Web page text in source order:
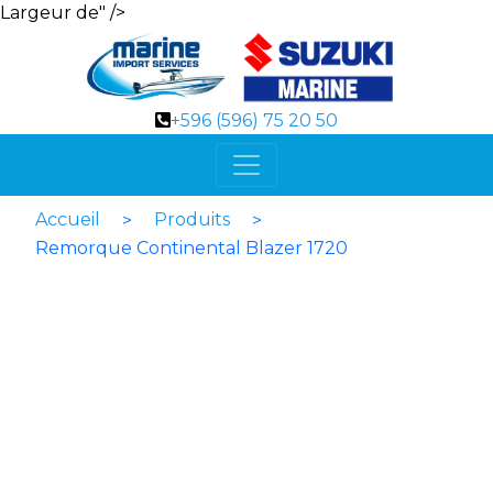
Largeur de" />
+596 (596) 75 20 50
Accueil > Produits
>
Remorque Continental Blazer 1720